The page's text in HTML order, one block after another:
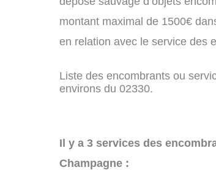
montant maximal de 1500€
en relation avec le service des
Liste des encombrants ou
environs du 02330.
Il y a 3 services des
Champagne :